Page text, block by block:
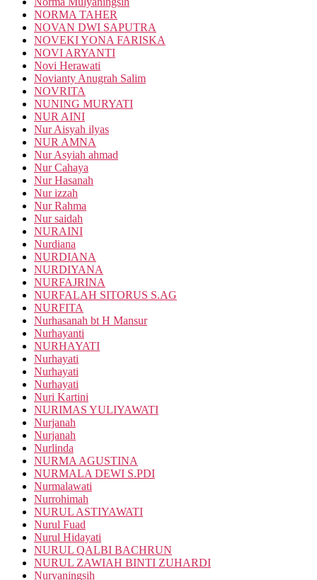
NORMA TAHER
NOVAN DWI SAPUTRA
NOVEKI YONA FARISKA
NOVI ARYANTI
Novi Herawati
Novianty Anugrah Salim
NOVRITA
NUNING MURYATI
NUR AINI
Nur Aisyah ilyas
NUR AMNA
Nur Asyiah ahmad
Nur Cahaya
Nur Hasanah
Nur izzah
Nur Rahma
Nur saidah
NURAINI
Nurdiana
NURDIANA
NURDIYANA
NURFAJRINA
NURFALAH SITORUS S.AG
NURFITA
Nurhasanah bt H Mansur
Nurhayanti
NURHAYATI
Nurhayati
Nurhayati
Nurhayati
Nuri Kartini
NURIMAS YULIYAWATI
Nurjanah
Nurjanah
Nurlinda
NURMA AGUSTINA
NURMALA DEWI S.PDI
Nurmalawati
Nurrohimah
NURUL ASTIYAWATI
Nurul Fuad
Nurul Hidayati
NURUL QALBI BACHRUN
NURUL ZAWIAH BINTI ZUHARDI
Nuryaningsih